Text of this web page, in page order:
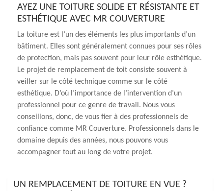
AYEZ UNE TOITURE SOLIDE ET RÉSISTANTE ET
ESTHÉTIQUE AVEC MR COUVERTURE
La toiture est l’un des éléments les plus importants d’un
bâtiment. Elles sont généralement connues pour ses rôles
de protection, mais pas souvent pour leur rôle esthétique.
Le projet de remplacement de toit consiste souvent à
veiller sur le côté technique comme sur le côté
esthétique. D’où l’importance de l’intervention d’un
professionnel pour ce genre de travail. Nous vous
conseillons, donc, de vous fier à des professionnels de
confiance comme MR Couverture. Professionnels dans le
domaine depuis des années, nous pouvons vous
accompagner tout au long de votre projet.
UN REMPLACEMENT DE TOITURE EN VUE ?